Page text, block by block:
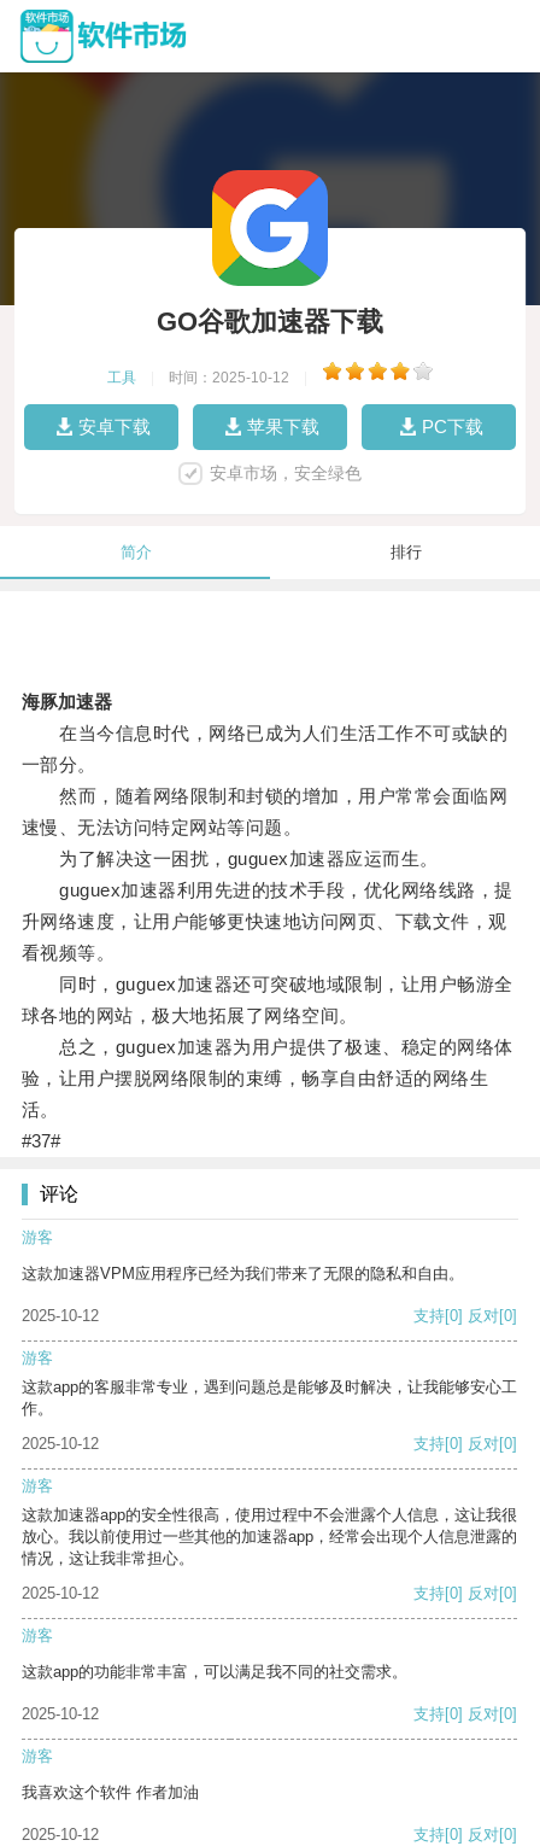
GO谷歌加速器下载
工具 时间：2025-10-12
安卓下载 苹果下载 PC下载
安卓市场，安全绿色
简介 排行
海豚加速器
在当今信息时代，网络已成为人们生活工作不可或缺的
一部分。
然而，随着网络限制和封锁的增加，用户常常会面临网
速慢、无法访问特定网站等问题。
为了解决这一困扰，guguex加速器应运而生。
guguex加速器利用先进的技术手段，优化网络线路，提
升网络速度，让用户能够更快速地访问网页、下载文件，观
看视频等。
同时，guguex加速器还可突破地域限制，让用户畅游全
球各地的网站，极大地拓展了网络空间。
总之，guguex加速器为用户提供了极速、稳定的网络体
验，让用户摆脱网络限制的束缚，畅享自由舒适的网络生
活。
#37#
评论
游客
这款加速器VPM应用程序已经为我们带来了无限的隐私和自由。
2025-10-12 支持[0] 反对[0]
游客
这款app的客服非常专业，遇到问题总是能够及时解决，让我能够安心工
作。
2025-10-12
支持[0] 反对[0]
游客
这款加速器app的安全性很高，使用过程中不会泄露个人信息，这让我很
放心。我以前使用过一些其他的加速器app，经常会出现个人信息泄露的
情况，这让我非常担心。
2025-10-12
支持[0] 反对[0]
游客
这款app的功能非常丰富，可以满足我不同的社交需求。
2025-10-12 支持[0] 反对[0]
游客
我喜欢这个软件 作者加油
2025-10-12 支持[0] 反对[0]